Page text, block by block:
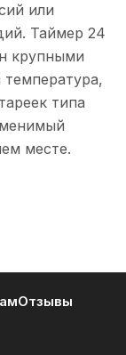
или
Таймер 24
крупными
типа
месте.
Отзывы